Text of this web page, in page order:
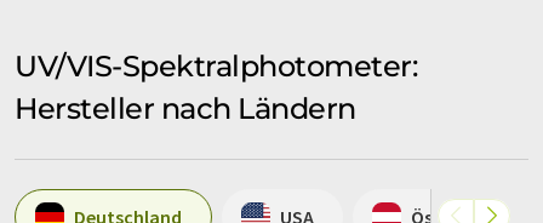
UV/VIS-Spektralphotometer:
Hersteller nach Ländern
Deutschland USA Österreich